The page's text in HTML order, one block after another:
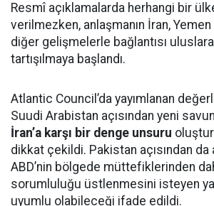
Resmî açıklamalarda herhangi bir
verilmezken, anlaşmanın İran,
diğer gelişmelerle bağlantısı
tartışılmaya başlandı.
Atlantic Council’da yayımlanan
Suudi Arabistan açısından yeni
İran’a karşı bir denge unsuru
dikkat çekildi. Pakistan açısından da
ABD’nin bölgede müttefiklerinden
sorumluluğu üstlenmesini isteyen
uyumlu olabileceği ifade edildi.